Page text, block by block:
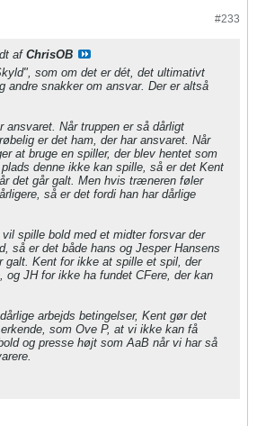
#233
af ChrisOB
som om det er dét, det ultimativt
andre snakker om ansvar. Der er altså
ansvaret. Når truppen er så dårligt
er det ham, der har ansvaret. Når
at bruge en spiller, der blev hentet som
denne ikke kan spille, så er det Kent
det går galt. Men hvis træneren føler
så er det fordi han har dårlige
spille bold med et midter forsvar der
så er det både hans og Jesper Hansens
galt. Kent for ikke at spille et spil, der
og JH for ikke ha fundet CFere, der kan
arbejds betingelser, Kent gør det
som Ove P, at vi ikke kan få
og presse højt som AaB når vi har så